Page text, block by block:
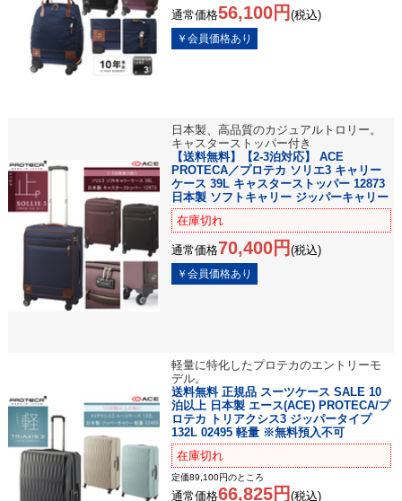
通常価格56,100円 (税込)
日本製、高品質のカジュアルトロリー。
キャスターストッパー付き
【送料無料】【2-3泊対応】 ACE
PROTECA／プロテカ ソリエ3 キャリー
ケース 39L キャスターストッパー 12873
日本製 ソフトキャリー ジッパーキャリー
在庫切れ
通常価格70,400円 (税込)
軽量に特化したプロテカのエントリーモ
デル。
送料無料 正規品 スーツケース SALE 10
泊以上 日本製 エース(ACE) PROTECA/プ
ロテカ トリアクシス3 ジッパータイプ
132L 02495 軽量 ※無料預入不可
在庫切れ
定価89,100円のところ
通常価格66,825円 (税込)